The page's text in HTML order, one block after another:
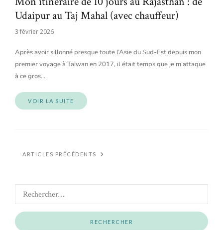
Udaipur au Taj Mahal (avec chauffeur)
3 février 2026
Après avoir sillonné presque toute l’Asie du Sud-Est depuis mon
premier voyage à Taïwan en 2017, il était temps que je m’attaque
à ce gros…
VOIR LA SUITE
ARTICLES PRÉCÉDENTS